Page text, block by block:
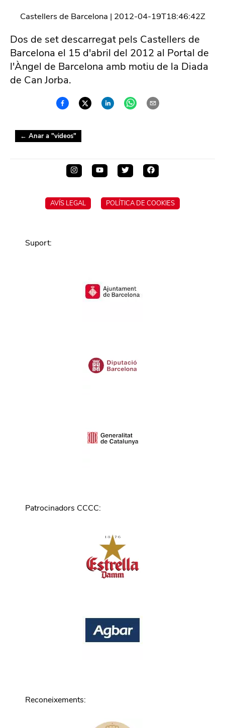
Castellers de Barcelona | 2012-04-19T18:46:42Z
Dos de set descarregat pels Castellers de
Barcelona el 15 d'abril del 2012 al Portal de
l'Àngel de Barcelona amb motiu de la Diada
de Can Jorba.
← Anar a "videos"
AVÍS LEGAL POLÍTICA DE COOKIES
Suport:
Patrocinadors CCCC:
Reconeixements: